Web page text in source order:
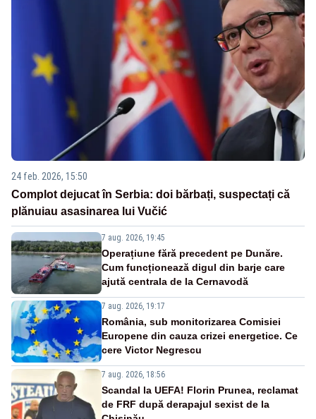
24 feb. 2026, 15:50
Complot dejucat în Serbia: doi bărbați, suspectați că
plănuiau asasinarea lui Vučić
7 aug. 2026, 19:45
Operațiune fără precedent pe Dunăre.
Cum funcționează digul din barje care
ajută centrala de la Cernavodă
7 aug. 2026, 19:17
România, sub monitorizarea Comisiei
Europene din cauza crizei energetice. Ce
cere Victor Negrescu
7 aug. 2026, 18:56
Scandal la UEFA! Florin Prunea, reclamat
de FRF după derapajul sexist de la